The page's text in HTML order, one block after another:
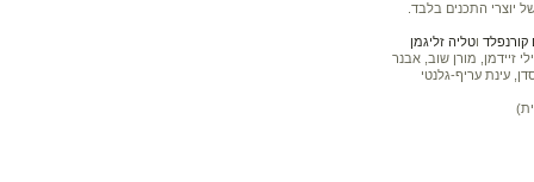
יוצרי התכנים בלבד.
וטליה זליגמן
זיידמן, מורן שוב, אבנר
עינת עריף-גלנטי